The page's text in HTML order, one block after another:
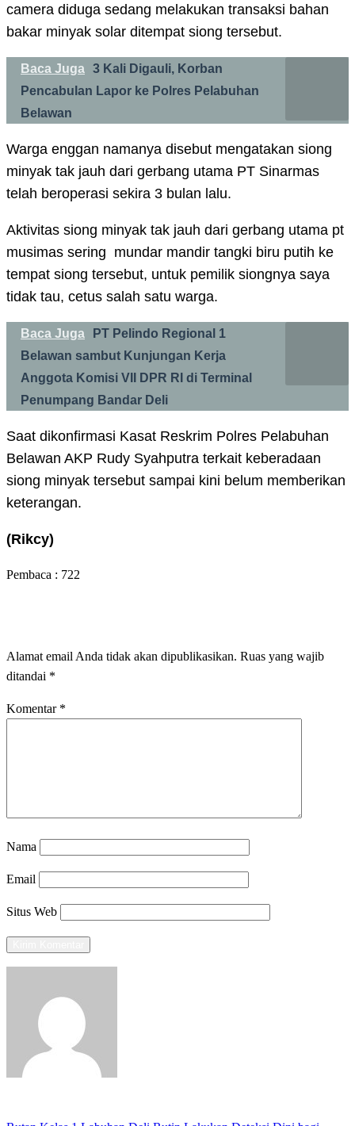
camera diduga sedang melakukan transaksi bahan
bakar minyak solar ditempat siong tersebut.
Baca Juga 3 Kali Digauli, Korban
Pencabulan Lapor ke Polres Pelabuhan
Belawan
Warga enggan namanya disebut mengatakan siong
minyak tak jauh dari gerbang utama PT Sinarmas
telah beroperasi sekira 3 bulan lalu.
Aktivitas siong minyak tak jauh dari gerbang utama pt
musimas sering mundar mandir tangki biru putih ke
tempat siong tersebut, untuk pemilik siongnya saya
tidak tau, cetus salah satu warga.
Baca Juga
PT Pelindo Regional 1
Belawan sambut Kunjungan Kerja
Anggota Komisi VII DPR RI di Terminal
Penumpang Bandar Deli
Saat dikonfirmasi Kasat Reskrim Polres Pelabuhan
Belawan AKP Rudy Syahputra terkait keberadaan
siong minyak tersebut sampai kini belum memberikan
keterangan.
(Rikcy)
Pembaca : 722
Alamat email Anda tidak akan dipublikasikan. Ruas yang wajib
ditandai *
Komentar *
Nama
Email
Situs Web